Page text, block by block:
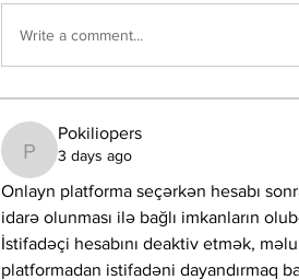
Write a comment...
Pokiliopers
Pokiliopers
3 days ago
Onlayn platforma seçərkən hesabı
idarə olunması ilə bağlı imkanların
İstifadəçi hesabını deaktiv etmək,
platformadan istifadəni dayandırmaq